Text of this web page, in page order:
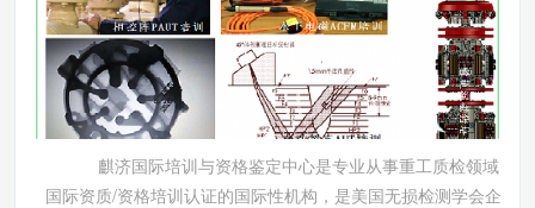
麒济国际培训与资格鉴定中心是专业从事重工质检领域
国际资质/资格培训认证的国际性机构，是美国无损检测学会企